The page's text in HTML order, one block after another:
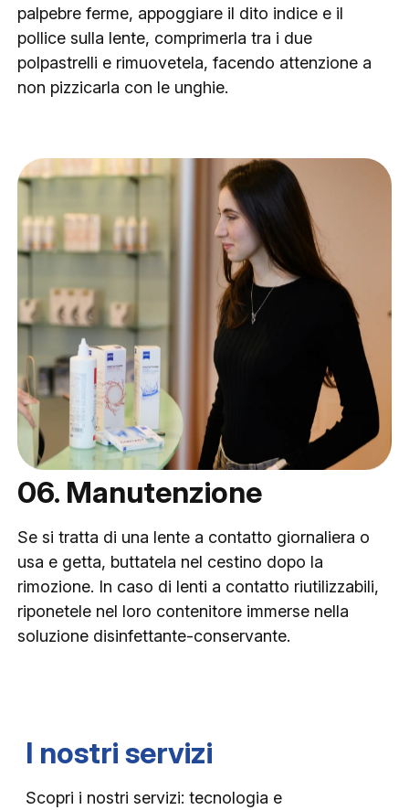
palpebre ferme, appoggiare il dito indice e il
pollice sulla lente, comprimerla tra i due
polpastrelli e rimuovetela, facendo attenzione a
non pizzicarla con le unghie.
06. Manutenzione
Se si tratta di una lente a contatto giornaliera o
usa e getta, buttatela nel cestino dopo la
rimozione. In caso di lenti a contatto riutilizzabili,
riponetele nel loro contenitore immerse nella
soluzione disinfettante-conservante.
I nostri servizi
Scopri i nostri servizi: tecnologia e